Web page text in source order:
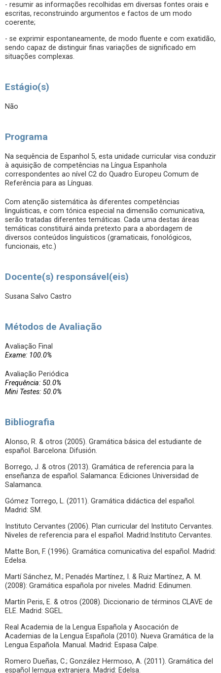
- resumir as informações recolhidas em diversas fontes orais e
escritas, reconstruindo argumentos e factos de um modo
coerente;
- se exprimir espontaneamente, de modo fluente e com exatidão,
sendo capaz de distinguir finas variações de significado em
situações complexas.
Estágio(s)
Não
Programa
Na sequência de Espanhol 5, esta unidade curricular visa conduzir
à aquisição de competências na Língua Espanhola
correspondentes ao nível C2 do Quadro Europeu Comum de
Referência para as Línguas.
Com atenção sistemática às diferentes competências
linguísticas, e com tónica especial na dimensão comunicativa,
serão tratadas diferentes temáticas. Cada uma destas áreas
temáticas constituirá ainda pretexto para a abordagem de
diversos conteúdos linguísticos (gramaticais, fonológicos,
funcionais, etc.)
Docente(s) responsável(eis)
Susana Salvo Castro
Métodos de Avaliação
Avaliação Final
Exame: 100.0%
Avaliação Periódica
Frequência: 50.0%
Mini Testes: 50.0%
Bibliografia
Alonso, R. & otros (2005). Gramática básica del estudiante de
español. Barcelona: Difusión.
Borrego, J. & otros (2013). Gramática de referencia para la
enseñanza de español. Salamanca: Ediciones Universidad de
Salamanca.
Gómez Torrego, L. (2011). Gramática didáctica del español.
Madrid: SM.
Instituto Cervantes (2006). Plan curricular del Instituto Cervantes.
Niveles de referencia para el español. Madrid:Instituto Cervantes.
Matte Bon, F. (1996). Gramática comunicativa del español. Madrid:
Edelsa.
Martí Sánchez, M.; Penadés Martínez, I. & Ruiz Martínez, A. M.
(2008): Gramática española por niveles. Madrid: Edinumen.
Martín Peris, E. & otros (2008). Diccionario de términos CLAVE de
ELE. Madrid: SGEL.
Real Academia de la Lengua Española y Asocación de
Academias de la Lengua Española (2010). Nueva Gramática de la
Lengua Española. Manual. Madrid: Espasa Calpe.
Romero Dueñas, C.; González Hermoso, A. (2011). Gramática del
español lerngua extranjera. Madrid: Edelsa.